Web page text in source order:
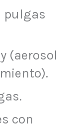
pulgas
(aerosol
con